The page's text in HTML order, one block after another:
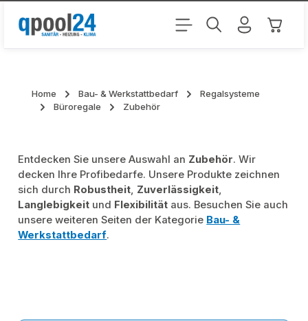
Zum Hauptinhalt springen
Home Bau- & Werkstattbedarf
Regalsysteme
Büroregale
Zubehör
Entdecken Sie unsere Auswahl an Zubehör. Wir
decken Ihre Profibedarfe. Unsere Produkte zeichnen
sich durch Robustheit, Zuverlässigkeit,
Langlebigkeit und Flexibilität aus. Besuchen Sie auch
unsere weiteren Seiten der Kategorie Bau- &
Werkstattbedarf.